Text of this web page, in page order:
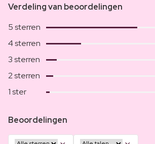
Verdeling van beoordelingen
5 sterren
4 sterren
3 sterren
2 sterren
1 ster
Beoordelingen